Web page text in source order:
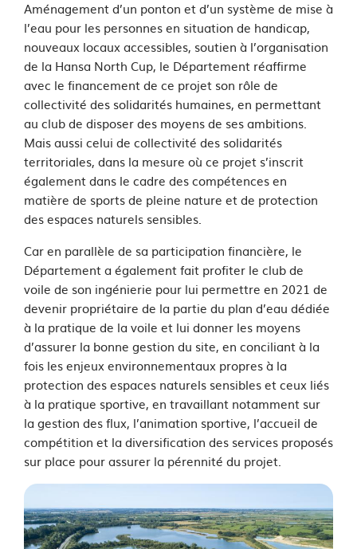
Aménagement d’un ponton et d’un système de mise à
l’eau pour les personnes en situation de handicap,
nouveaux locaux accessibles, soutien à l’organisation
de la Hansa North Cup, le Département réaffirme
avec le financement de ce projet son rôle de
collectivité des solidarités humaines, en permettant
au club de disposer des moyens de ses ambitions.
Mais aussi celui de collectivité des solidarités
territoriales, dans la mesure où ce projet s’inscrit
également dans le cadre des compétences en
matière de sports de pleine nature et de protection
des espaces naturels sensibles.
Car en parallèle de sa participation financière, le
Département a également fait profiter le club de
voile de son ingénierie pour lui permettre en 2021 de
devenir propriétaire de la partie du plan d’eau dédiée
à la pratique de la voile et lui donner les moyens
d’assurer la bonne gestion du site, en conciliant à la
fois les enjeux environnementaux propres à la
protection des espaces naturels sensibles et ceux liés
à la pratique sportive, en travaillant notamment sur
la gestion des flux, l’animation sportive, l’accueil de
compétition et la diversification des services proposés
sur place pour assurer la pérennité du projet.